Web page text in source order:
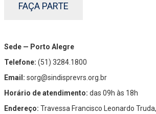
FAÇA PARTE
Sede — Porto Alegre
Telefone: (51) 3284.1800
Email: sorg@sindisprevrs.org.br
Horário de atendimento: das 09h às 18h
Endereço: Travessa Francisco Leonardo